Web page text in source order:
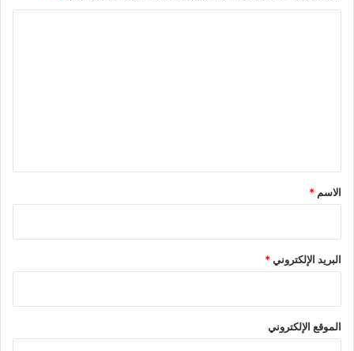
*
الاسم *
البريد الإلكتروني*
الموقع الإلكتروني